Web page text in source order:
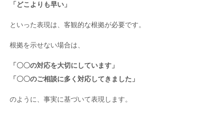
「どこよりも早い」
といった表現は、客観的な根拠が必要です。
根拠を示せない場合は、
「〇〇の対応を大切にしています」
「〇〇のご相談に多く対応してきました」
のように、事実に基づいて表現します。